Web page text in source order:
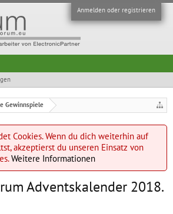
Anmelden oder registrieren
Gewinnspiele
Cookies. Wenn du dich weiterhin auf
akzeptierst du unseren Einsatz von
Weitere Informationen
Adventskalender 2018.